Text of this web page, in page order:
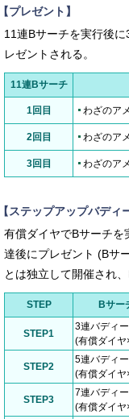
プレゼント】
11連Bサーチを実行後
レゼントされる。
11連Bサーチ
1回目 わざのア
2回目 わざのア
3回目 わざのア
ステップアップバディ
有償ダイヤでBサーチを
達後にプレゼント (Bサ
とは独立して開催され
STEP Bサー
STEP1
3連バディ
(有償ダイ
STEP2
5連バディ
(有償ダイ
STEP3
7連バディ
(有償ダイ